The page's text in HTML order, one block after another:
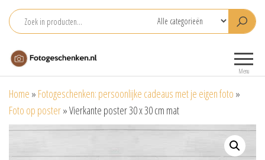
naar
inhoud
voor je foto
Menu
Home » Fotogeschenken: persoonlijke cadeaus met je eigen foto »
Foto op poster»Vierkante poster 30 x 30 cm mat